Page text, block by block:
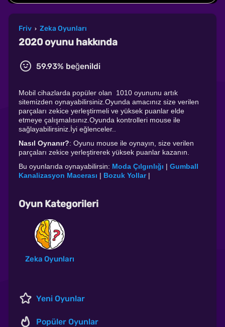
Friv › Zeka Oyunları
2020 oyunu hakkında
59.93% beğenildi
Mobil cihazlarda popüler olan 1010 oyununu artık
sitemizden oynayabilirsiniz.Oyunda amacınız size verilen
parçaları zekice yerleştirmeli ve yüksek puanlar elde
etmeye çalışmalısınız.Oyunda kontrolleri mouse ile
sağlayabilirsiniz.İyi eğlenceler..
Nasıl Oynanır?: Oyunu mouse ile oynayın, size verilen
parçaları zekice yerleştirerek yüksek puanlar kazanın.
Bu oyunlarıda oynayabilirsin: Moda Çılgınlığı | Gumball
Kanalizasyon Macerası | Bozuk Yollar |
Oyun Kategorileri
Zeka Oyunları
Yeni Oyunlar
Popüler Oyunlar